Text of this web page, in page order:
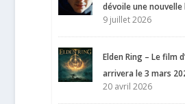
dévoile une
9 juillet 2026
Elden Ring – Le film
arrivera le 3 mars
20 avril 2026